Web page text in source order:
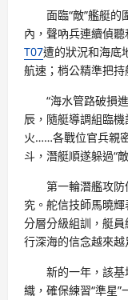
面臨“敵”艦艇
內，聲吶兵連續偵
T07遭的狀況和海底
航速；梢公精準把
“海水管路破損
辰，隨艇導調組臨
火……各戰位官兵親
斗，潛艇順遂躲過“
第一輪潛艦攻
究。舵信技師馬曉
分層分級組訓，艇
行深海的信念越來越
新的一年，該
織，確保練習“準星”